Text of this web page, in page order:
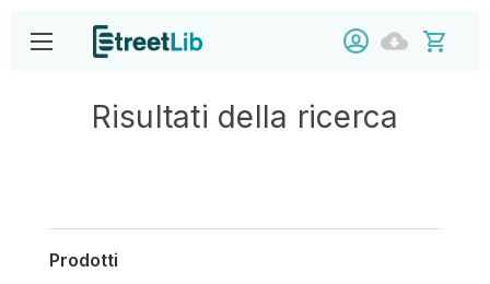
Risultati della ricerca
Prodotti